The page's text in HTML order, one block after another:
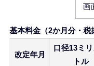
画
基本料金（2か月分・税
改定年月
口径13ミ
トル